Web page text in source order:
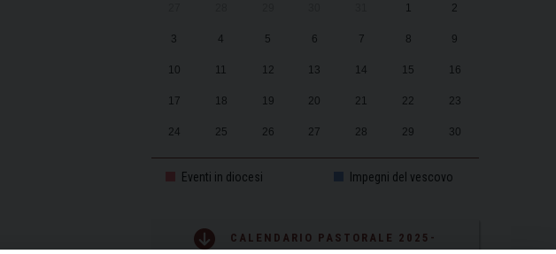
1 2
3 4 5 6 7 8 9
10 11 12 13 14 15 16
17 18 19 20 21 22 23
24 25 26 27 28 29 30
Eventi in diocesi Impegni del vescovo
CALENDARIO PASTORALE 2025-